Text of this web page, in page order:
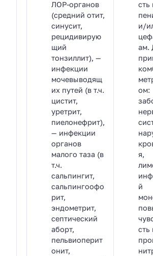
ЛОР-органов
(средний отит,
синусит,
рецидивирую
щий
тонзиллит), —
инфекции
мочевыводящ
их путей (в т.ч.
цистит,
уретрит,
пиелонефрит),
— инфекции
органов
малого таза (в
т.ч.
сальпингит,
сальпингоофо
рит,
эндометрит,
септический
аборт,
пельвиоперит
онит,
сть
и/
ам.
ом:
я,
й
сть